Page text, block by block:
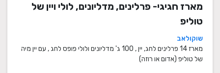
מארז חגיגי- פרלינים, מדליונים, לולי ויין של
טוליפ
שוקולאב
מארז 14 פרלינים לחג, יין , 100 ג' מדליונים ולולי פופס לחג , עם יין מיה
של טוליפ (אדום או רוזה)